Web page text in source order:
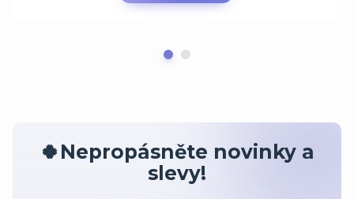
🍀Nepropásněte novinky a
slevy!